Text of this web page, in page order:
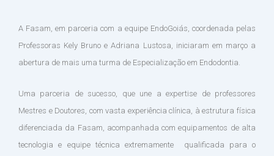
A Fasam, em parceria com a equipe EndoGoiás, coordenada pelas
Professoras Kely Bruno e Adriana Lustosa, iniciaram em março a
abertura de mais uma turma de Especialização em Endodontia.
Uma parceria de sucesso, que une a expertise de professores
Mestres e Doutores, com vasta experiência clínica, à estrutura física
diferenciada da Fasam, acompanhada com equipamentos de alta
tecnologia e equipe técnica extremamente qualificada para o